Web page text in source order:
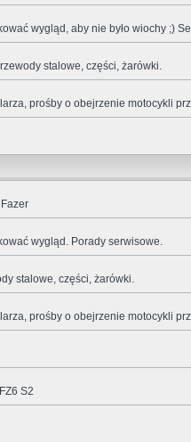
wygląd, aby nie było wiochy ;)
stalowe, części, żarówki.
prośby o obejrzenie motocykli
wygląd. Porady serwisowe.
stalowe, części, żarówki.
prośby o obejrzenie motocykli
S2